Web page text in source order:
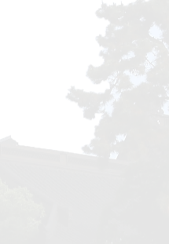
系符合条件的教师名单